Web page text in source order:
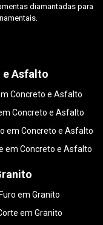
diamantadas para
e Asfalto
Concreto e Asfalto
Concreto e Asfalto
em Concreto e Asfalto
em Concreto e Asfalto
em Granito
em Granito